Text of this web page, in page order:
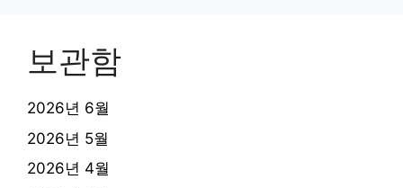
보관함
2026년 6월
2026년 5월
2026년 4월